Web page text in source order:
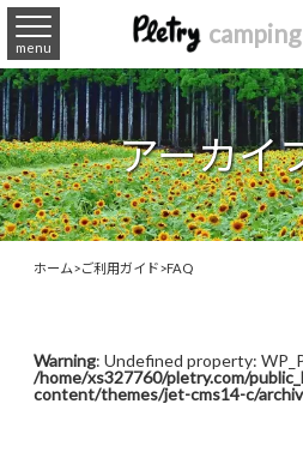
menu
アーカイ
ホーム>ご利用ガイド>FAQ
Warning: Undefined property:
/home/xs327760/pletry.com/
content/themes/jet-cms14-c/